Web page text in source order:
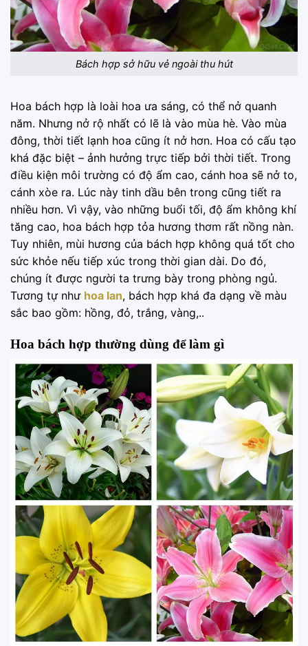
Bách hợp sở hữu vẻ ngoài thu hút
Hoa bách hợp là loài hoa ưa sáng, có thể nở quanh
năm. Nhưng nở rộ nhất có lẽ là vào mùa hè. Vào mùa
đông, thời tiết lạnh hoa cũng ít nở hơn. Hoa có cấu tạo
khá đặc biệt – ảnh hưởng trực tiếp bởi thời tiết. Trong
điều kiện môi trường có độ ẩm cao, cánh hoa sẽ nở to,
cánh xòe ra. Lúc này tinh dầu bên trong cũng tiết ra
nhiều hơn. Vì vậy, vào những buổi tối, độ ẩm không khí
tăng cao, hoa bách hợp tỏa hương thơm rất nồng nàn.
Tuy nhiên, mùi hương của bách hợp không quá tốt cho
sức khỏe nếu tiếp xúc trong thời gian dài. Do đó,
chúng ít được người ta trưng bày trong phòng ngủ.
Tương tự như hoa lan, bách hợp khá đa dạng về màu
sắc bao gồm: hồng, đỏ, trắng, vàng,..
Hoa bách hợp thường dùng để làm gì